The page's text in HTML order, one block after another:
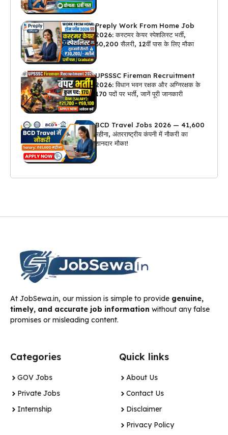
Preply Work From Home Job
2026: कस्टमर केयर स्पेशलिस्ट भर्ती,
₹30,200 सैलरी, 12वीं पास के लिए मौका
UPSSSC Fireman Recruitment
2026: विधान भवन रक्षक और अग्निरक्षक के
170 पदों पर भर्ती, जानें पूरी जानकारी
BCD Travel Jobs 2026 — ₹41,600
महीना, अंतरराष्ट्रीय कंपनी में नौकरी का
शानदार मौका!
At JobSewa.in, our mission is simple to provide genuine,
timely, and accurate job information without any false
promises or misleading content.
Categories
GOV Jobs
Private Jobs
Internship
Quick links
About Us
Contact Us
Disclaimer
Privacy Policy